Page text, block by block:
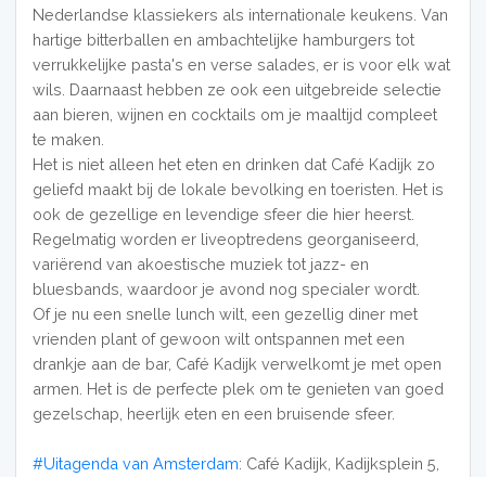
Nederlandse klassiekers als internationale keukens. Van
hartige bitterballen en ambachtelijke hamburgers tot
verrukkelijke pasta's en verse salades, er is voor elk wat
wils. Daarnaast hebben ze ook een uitgebreide selectie
aan bieren, wijnen en cocktails om je maaltijd compleet
te maken.
Het is niet alleen het eten en drinken dat Café Kadijk zo
geliefd maakt bij de lokale bevolking en toeristen. Het is
ook de gezellige en levendige sfeer die hier heerst.
Regelmatig worden er liveoptredens georganiseerd,
variërend van akoestische muziek tot jazz- en
bluesbands, waardoor je avond nog specialer wordt.
Of je nu een snelle lunch wilt, een gezellig diner met
vrienden plant of gewoon wilt ontspannen met een
drankje aan de bar, Café Kadijk verwelkomt je met open
armen. Het is de perfecte plek om te genieten van goed
gezelschap, heerlijk eten en een bruisende sfeer.
#Uitagenda van Amsterdam: Café Kadijk, Kadijksplein 5,